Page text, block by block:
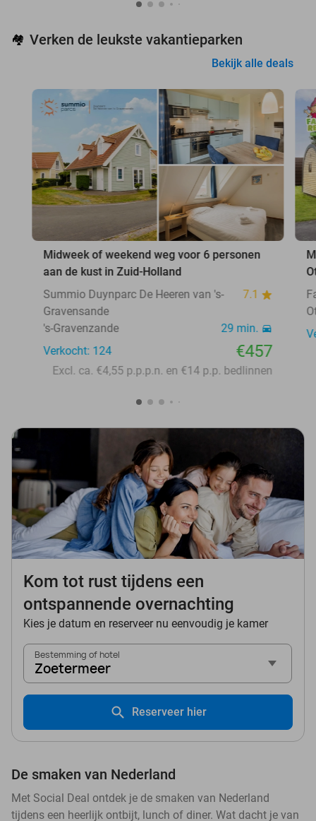
🏘️ Verken de leukste vakantieparken
Bekijk alle deals
Midweek of weekend weg voor 6 personen
aan de kust in Zuid-Holland
Summio Duynparc De Heeren van 's-
Gravensande
7.1
's-Gravenzande
29 min.
Verkocht: 124
€457
Excl. ca. €4,55 p.p.p.n. en €14 p.p. bedlinnen
Kom tot rust tijdens een
ontspannende overnachting
Kies je datum en reserveer nu eenvoudig je kamer
Bestemming of hotel
Zoetermeer
Reserveer hier
De smaken van Nederland
Met Social Deal ontdek je de smaken van Nederland
tijdens een heerlijk ontbijt, lunch of diner. Wat dacht je van